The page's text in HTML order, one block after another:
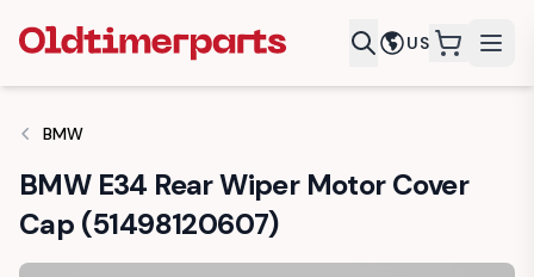
US
BMW
BMW E34 Rear Wiper Motor Cover
Cap (51498120607)